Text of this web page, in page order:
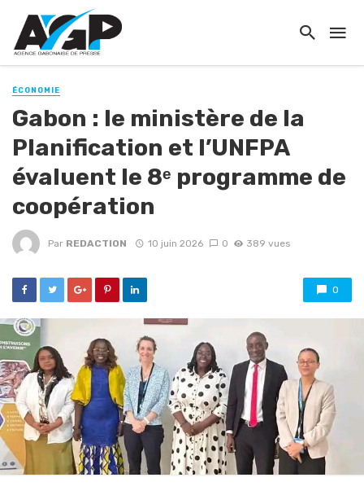
ÉCONOMIE
Gabon : le ministère de la
Planification et l’UNFPA
évaluent le 8ᵉ programme de
coopération
Par REDACTION 10 juin 2026 0 389 vues
0